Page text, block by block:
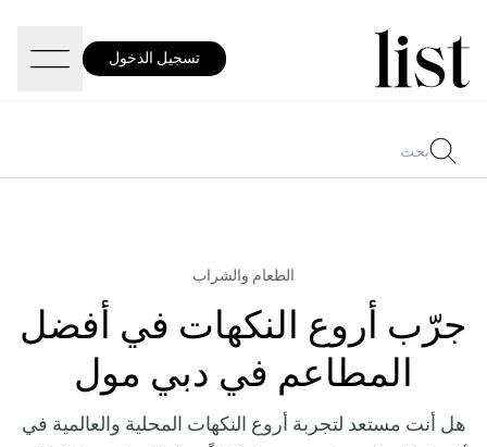
تسجيل الدخول
الطعام والشراب
جرّب أروع النكهات في أفضل
المطاعم في دبي مول
هل أنت مستعد لتجربة أروع النكهات المحلية والعالمية في